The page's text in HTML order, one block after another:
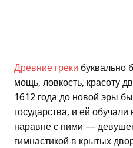
Древние греки буквально
мощь, ловкость, красоту
1612 года до новой эры
государства, и ей
наравне с ними —
гимнастикой в крытых